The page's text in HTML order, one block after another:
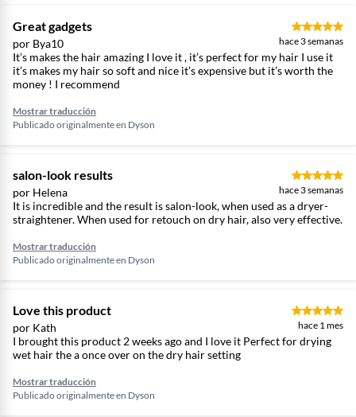
Dyson y trabaja metódicamente alrededor de la cabeza
para obtener los mejores resultados. Fija tu peinado en
su sitio con el modo frío. Diseñado para favorecer que
los enlaces del cabello permanezcan en su nuevo lugar
en la descripción. Para cambios o devoluciones te invitamos
Great gadgets
por Bya10 hace 3 semanas
It’s makes the hair amazing I love it , it’s perfect for my hair I use it
it’s makes my hair so soft and nice it’s expensive but it’s worth the
money ! I recommend
Mostrar traducción
Publicado originalmente en Dyson
salon-look results
por Helena hace 3 semanas
It is incredible and the result is salon-look, when used as a dryer-
straightener. When used for retouch on dry hair, also very effective.
Mostrar traducción
Publicado originalmente en Dyson
Love this product
por Kath hace 1 mes
I brought this product 2 weeks ago and I love it Perfect for drying
wet hair the a once over on the dry hair setting
Mostrar traducción
Publicado originalmente en Dyson